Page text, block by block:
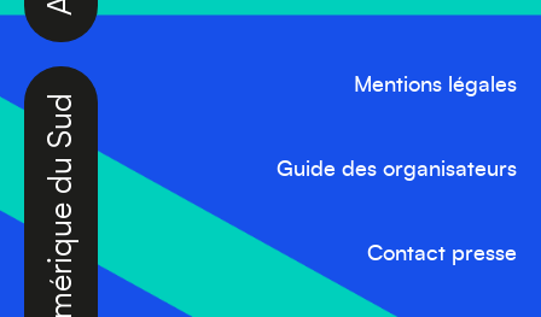
Amérique du Sud Mentions légales
Guide des organisateurs
Contact presse